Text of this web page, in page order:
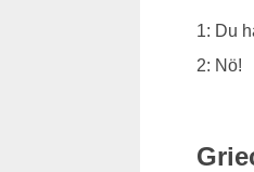
1: Du
2: Nö!